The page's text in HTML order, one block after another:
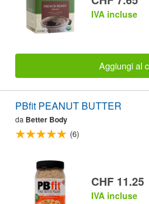
IVA incluse
Aggiungi al
PBfit PEANUT BUTTER
da Better Body
(6)
CHF 11.25
IVA incluse